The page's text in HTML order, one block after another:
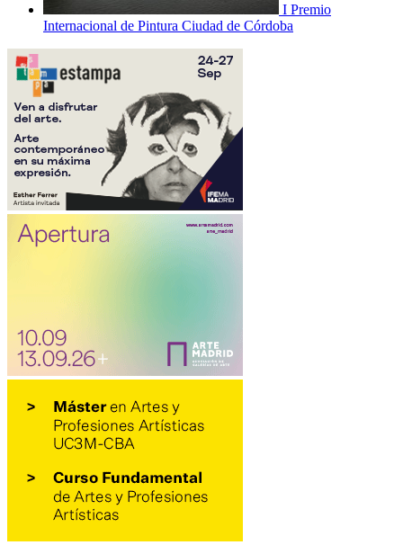
I Premio
Internacional de Pintura Ciudad de Córdoba